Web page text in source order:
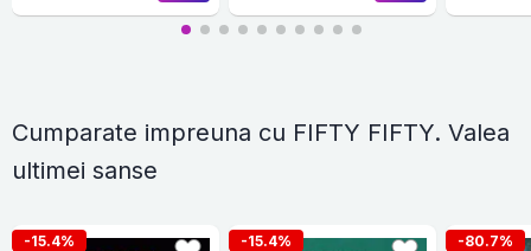
Cumparate impreuna cu FIFTY FIFTY. Valea
ultimei sanse
-15.4% -15.4% -80.7%